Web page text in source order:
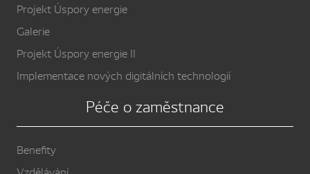
Projekt Úspory energie
Galerie
Projekt Úspory energie II
Implementace nových digitálních technologií
Péče o zaměstnance
Benefity